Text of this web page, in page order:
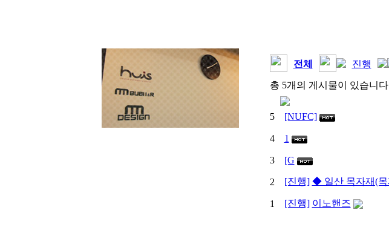
전체 진행
총 5개의 게시물이 있습니
5 [NUFC]
4 1
3 [G
2 [진행] ◆ 일산 목자재(
1 [진행] 이노핸즈